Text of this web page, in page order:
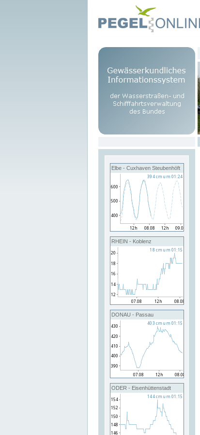
Elbe - Cuxhaven Steubenhöft
RHEIN - Koblenz
DONAU - Passau
ODER - Eisenhüttenstadt